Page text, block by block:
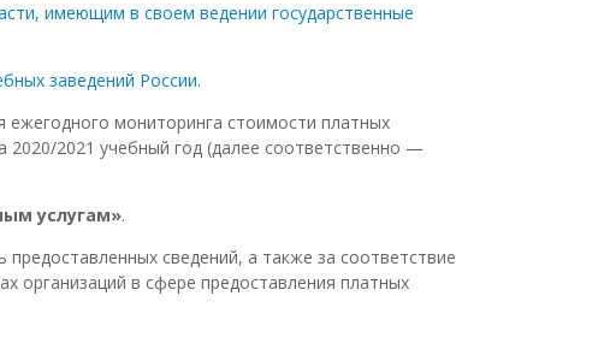
имеющим в своем ведении государственные
заведений России.
мониторинга стоимости платных
2020/2021 учебный год (далее соответственно —
услугам».
сведений, а также за соответствие
организаций в сфере предоставления платных